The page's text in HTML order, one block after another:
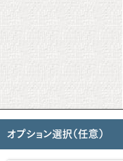
オプション選択（任意）